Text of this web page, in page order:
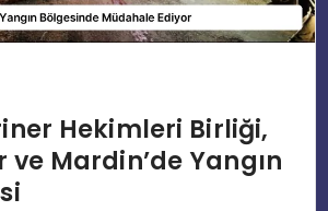
Hekimleri Birliği,
ve Mardin’de Yangın